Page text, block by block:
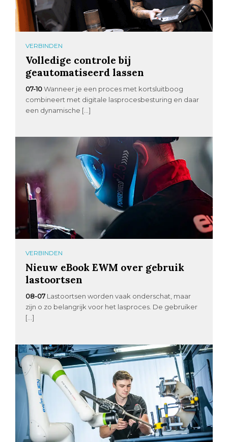
VERBINDEN
Volledige controle bij
geautomatiseerd lassen
07-10 Wanneer je een proces met kortsluitboog
combineert met digitale lasprocesbesturing en daar
een dynamische […]
VERBINDEN
Nieuw eBook EWM over gebruik
lastoortsen
08-07 Lastoortsen worden vaak onderschat, maar
zijn o zo belangrijk voor het lasproces. De gebruiker
[…]